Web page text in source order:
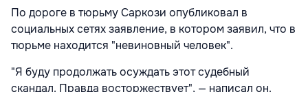
По дороге в тюрьму Саркози опубликовал в
социальных сетях заявление, в котором заявил, что в
тюрьме находится "невиновный человек".
"Я буду продолжать осуждать этот судебный
скандал. Правда восторжествует", — написал он.